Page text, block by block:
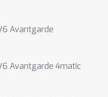
Avantgarde
Avantgarde 4matic